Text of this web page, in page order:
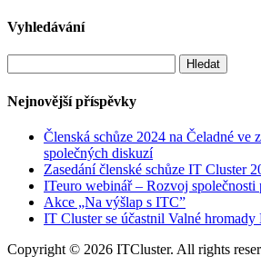
Vyhledávání
Nejnovější příspěvky
Členská schůze 2024 na Čeladné ve
společných diskuzí
Zasedání členské schůze IT Cluster
ITeuro webinář – Rozvoj
Akce „Na výšlap s ITC”
IT Cluster se účastnil Valné hromady
Copyright © 2026 ITCluster. All rights